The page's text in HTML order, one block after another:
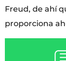
Freud, de ahí
proporciona